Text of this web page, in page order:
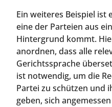
Ein weiteres Beispiel ist
eine der Parteien aus
Hintergrund kommt.
anordnen, dass alle
Gerichtssprache
ist notwendig, um die
Partei zu schützen und
geben, sich